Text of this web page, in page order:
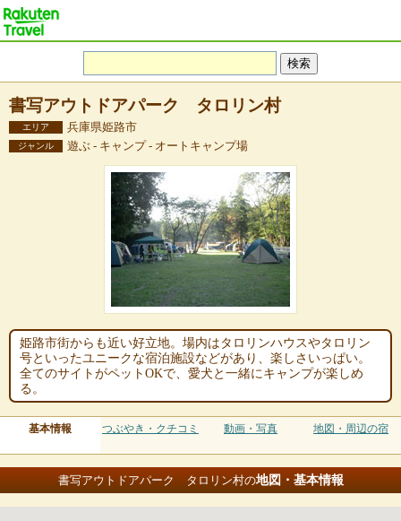
書写アウトドアパーク タロリン村
エリア 兵庫県姫路市
ジャンル 遊ぶ - キャンプ - オートキャンプ場
姫路市街からも近い好立地。場内はタロリンハウスやタロリン
号といったユニークな宿泊施設などがあり、楽しさいっぱい。
全てのサイトがペットOKで、愛犬と一緒にキャンプが楽しめ
る。
基本情報 つぶやき・クチコミ 動画・写真 地図・周辺の宿
書写アウトドアパーク タロリン村の地図・基本情報